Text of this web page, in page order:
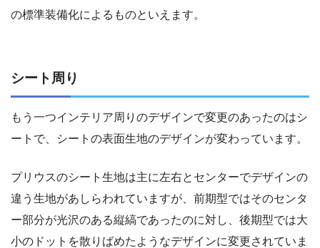
の標準装備化によるものといえます。
シート周り
もう一つインテリア周りのデザインで変更のあったのはシ
ートで、シートの表面生地のデザインが変わっています。
プリウスのシート生地は主に左右とセンターでデザインの
違う生地があしらわれていますが、前期型ではそのセンタ
ー部分が光沢のある縦縞であったのに対し、後期型では大
小のドットを散りばめたようなデザインに変更されていま